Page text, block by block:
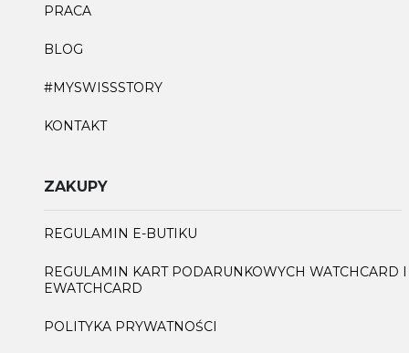
PRACA
BLOG
#MYSWISSSTORY
KONTAKT
ZAKUPY
REGULAMIN E-BUTIKU
REGULAMIN KART PODARUNKOWYCH WATCHCARD I
EWATCHCARD
POLITYKA PRYWATNOŚCI